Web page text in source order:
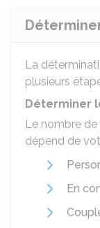
La
plusieurs
Déterminer
Le nombre
dépend de
En